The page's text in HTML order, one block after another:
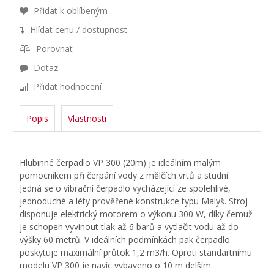
Přidat k oblíbeným
Hlídat cenu / dostupnost
Porovnat
Dotaz
Přidat hodnocení
Popis Vlastnosti
Hlubinné čerpadlo VP 300 (20m) je ideálním malým
pomocníkem při čerpání vody z mělčích vrtů a studní.
Jedná se o vibrační čerpadlo vycházející ze spolehlivé,
jednoduché a léty prověřené konstrukce typu Malyš. Stroj
disponuje elektrický motorem o výkonu 300 W, díky čemuž
je schopen vyvinout tlak až 6 barů a vytlačit vodu až do
výšky 60 metrů. V ideálních podmínkách pak čerpadlo
poskytuje maximální průtok 1,2 m3/h. Oproti standartnímu
modelu VP 300 je navíc vybaveno o 10 m delším